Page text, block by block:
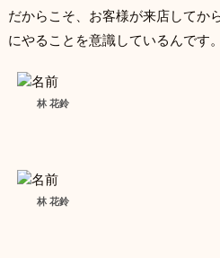
だからこそ、お客様が来店してか
にやることを意識しているんです。
林 花鈴
林 花鈴